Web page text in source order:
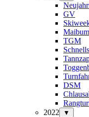
GV
TGM
DSM
2022
▼